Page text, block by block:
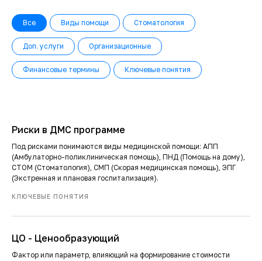
Все Виды помощи Стоматология
Доп. услуги Организационные
Финансовые термины Ключевые понятия
Риски в ДМС программе
Под рисками понимаются виды медицинской помощи: АПП
(Амбулаторно-поликлиническая помощь), ПНД (Помощь на дому),
СТОМ (Стоматология), СМП (Скорая медицинская помощь), ЭПГ
(Экстренная и плановая госпитализация).
КЛЮЧЕВЫЕ ПОНЯТИЯ
ЦО - Ценообразующий
Фактор или параметр, влияющий на формирование стоимости